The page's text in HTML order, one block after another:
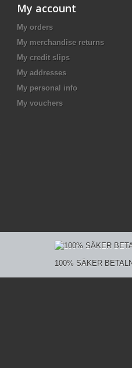
My account
My orders
My merchandise returns
My credit slips
My addresses
My personal info
My vouchers
100% SÄKER